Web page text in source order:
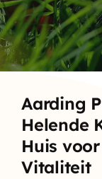
Aarding
Helende
Huis
Vitaliteit